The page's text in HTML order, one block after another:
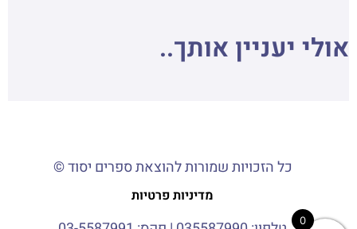
אולי יעניין אותך..
כל הזכויות שמורות להוצאת ספרים יסוד ©
מדיניות פרטיות
0